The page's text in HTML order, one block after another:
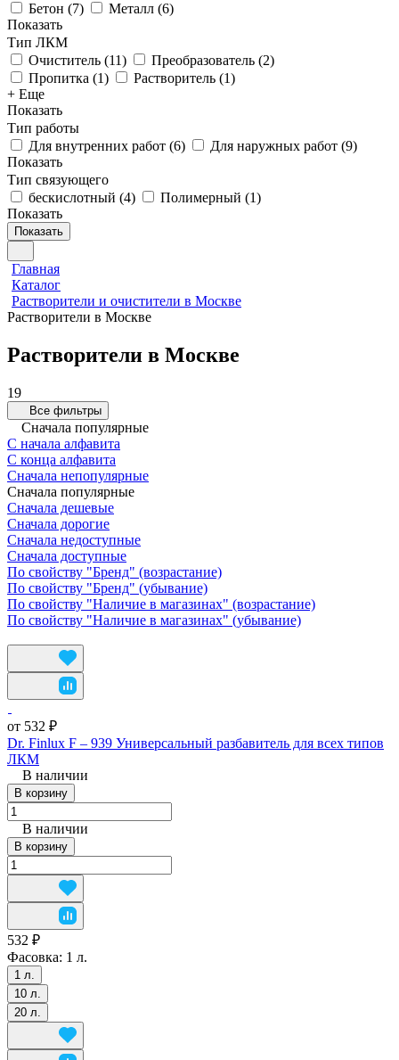
Бетон (7) Металл (6)
Показать
Тип ЛКМ
Очиститель (11) Преобразователь (2)
Пропитка (1) Растворитель (1)
+ Еще
Показать
Тип работы
Для внутренних работ (6) Для наружных работ (9)
Показать
Тип связующего
бескислотный (4) Полимерный (1)
Показать
Показать
Главная
Каталог
Растворители и очистители в Москве
Растворители в Москве
Растворители в Москве
19
Все фильтры
Сначала популярные
С начала алфавита
С конца алфавита
Сначала непопулярные
Сначала популярные
Сначала дешевые
Сначала дорогие
Сначала недоступные
Сначала доступные
По свойству "Бренд" (возрастание)
По свойству "Бренд" (убывание)
По свойству "Наличие в магазинах" (возрастание)
По свойству "Наличие в магазинах" (убывание)
от 532 ₽
Dr. Finlux F – 939 Универсальный разбавитель для всех типов
ЛКМ
В наличии
В корзину
В наличии
В корзину
532 ₽
Фасовка: 1 л.
1 л.
10 л.
20 л.